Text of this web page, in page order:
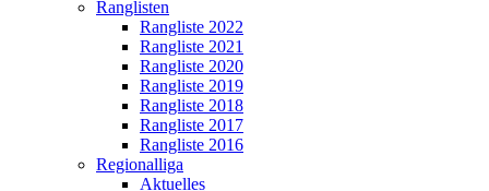
Ranglisten
Rangliste 2022
Rangliste 2021
Rangliste 2020
Rangliste 2019
Rangliste 2018
Rangliste 2017
Rangliste 2016
Regionalliga
Aktuelles